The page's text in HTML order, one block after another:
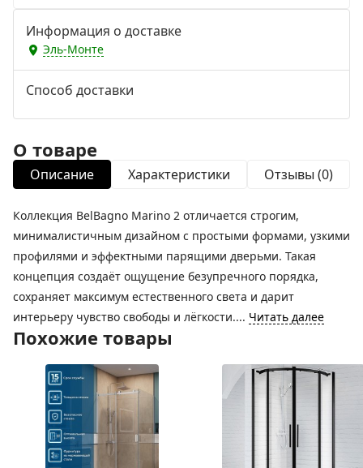
Информация о доставке
Эль-Монте
Способ доставки
О товаре
Описание Характеристики Отзывы (0)
Коллекция BelBagno Marino 2 отличается строгим,
минималистичным дизайном с простыми формами, узкими
профилями и эффектными парящими дверьми. Такая
концепция создаёт ощущение безупречного порядка,
сохраняет максимум естественного света и дарит
интерьеру чувство свободы и лёгкости.... Читать далее
Похожие товары